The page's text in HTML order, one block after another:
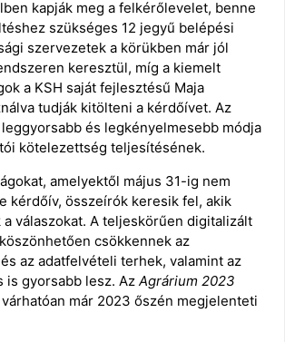
kapják meg a felkérőlevelet, benne
szükséges 12 jegyű belépési
szervezetek a körükben már jól
keresztül, míg a kiemelt
a KSH saját fejlesztésű Maja
tudják kitölteni a kérdőívet. Az
és legkényelmesebb módja
kötelezettség teljesítésének.
amelyektől május 31-ig nem
kérdőív, összeírók keresik fel, akik
válaszokat. A teljeskörűen digitalizált
csökkennek az
az adatfelvételi terhek, valamint az
is gyorsabb lesz. Az Agrárium 2023
már 2023 őszén megjelenteti